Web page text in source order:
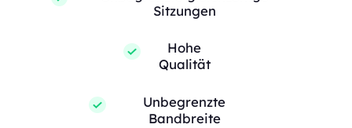
Sitzungen
Hohe
Qualität
Unbegrenzte
Bandbreite